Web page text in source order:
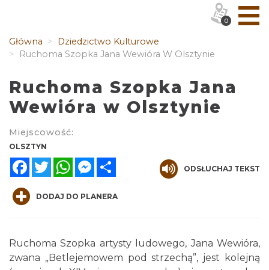
Główna
Dziedzictwo Kulturowe
Ruchoma Szopka Jana Wewióra W Olsztynie
Ruchoma Szopka Jana
Wewióra w Olsztynie
Miejscowość:
OLSZTYN
FacebookTwitterWhatsAppMessenger
ODSŁUCHAJ TEKST
DODAJ DO PLANERA
Ruchoma Szopka artysty ludowego, Jana Wewióra,
zwana „Betlejemowem pod strzechą”, jest kolejną
0